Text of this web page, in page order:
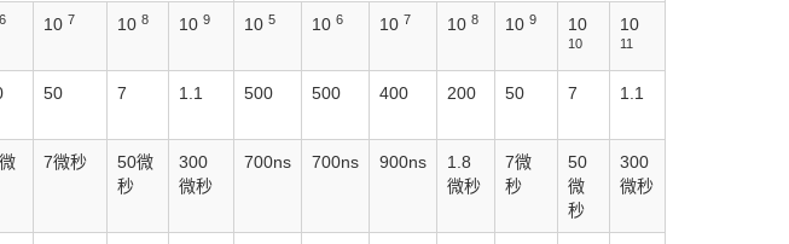
6 10 7 10 8 10 9 10 5 10 6 10 7 10 8 10 9 10
10
10
11
50 7 1.1 500 500 400 200 50 7 1.1
7微秒
50微
秒
300
微秒
700ns 700ns 900ns
1.8
微秒
7微
秒
50
微
秒
300
微秒